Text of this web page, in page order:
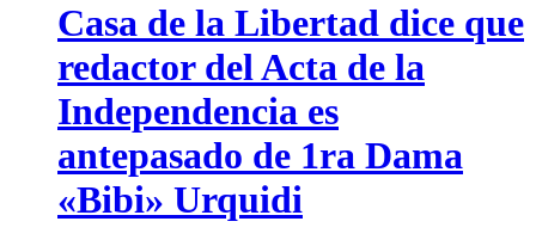
Casa de la Libertad dice que
redactor del Acta de la
Independencia es
antepasado de 1ra Dama
«Bibi» Urquidi